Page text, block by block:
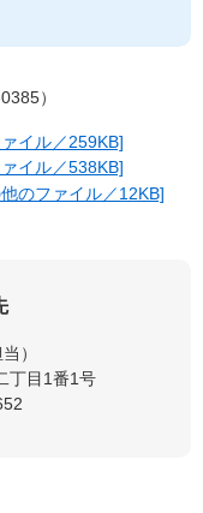
）
イル／259KB]
イル／538KB]
のファイル／12KB]
丁目1番1号